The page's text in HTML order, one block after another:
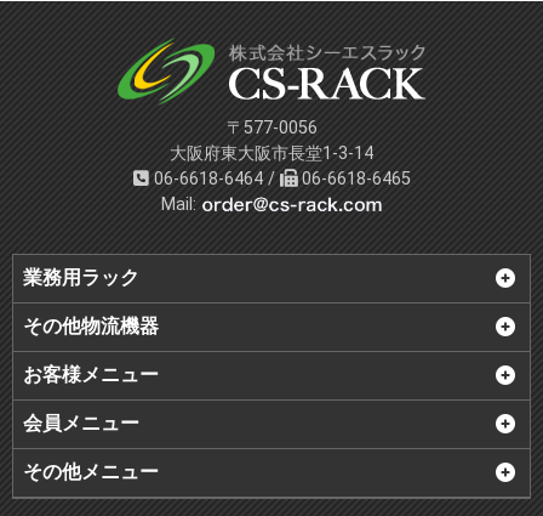
〒577-0056
大阪府東大阪市長堂1-3-14
06-6618-6464 /
06-6618-6465
Mail:
業務用ラック
その他物流機器
お客様メニュー
会員メニュー
その他メニュー